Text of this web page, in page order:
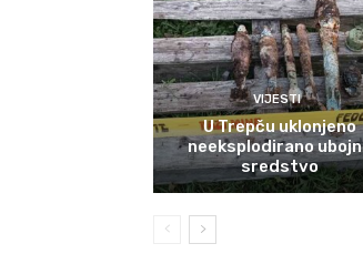
VIJESTI
U Trepču uklonjeno
neeksplodirano
sredstvo